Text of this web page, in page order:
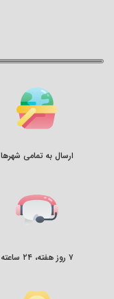
ارسال به تمامی شهرها
۷ روز هفته، ۲۴ ساعته